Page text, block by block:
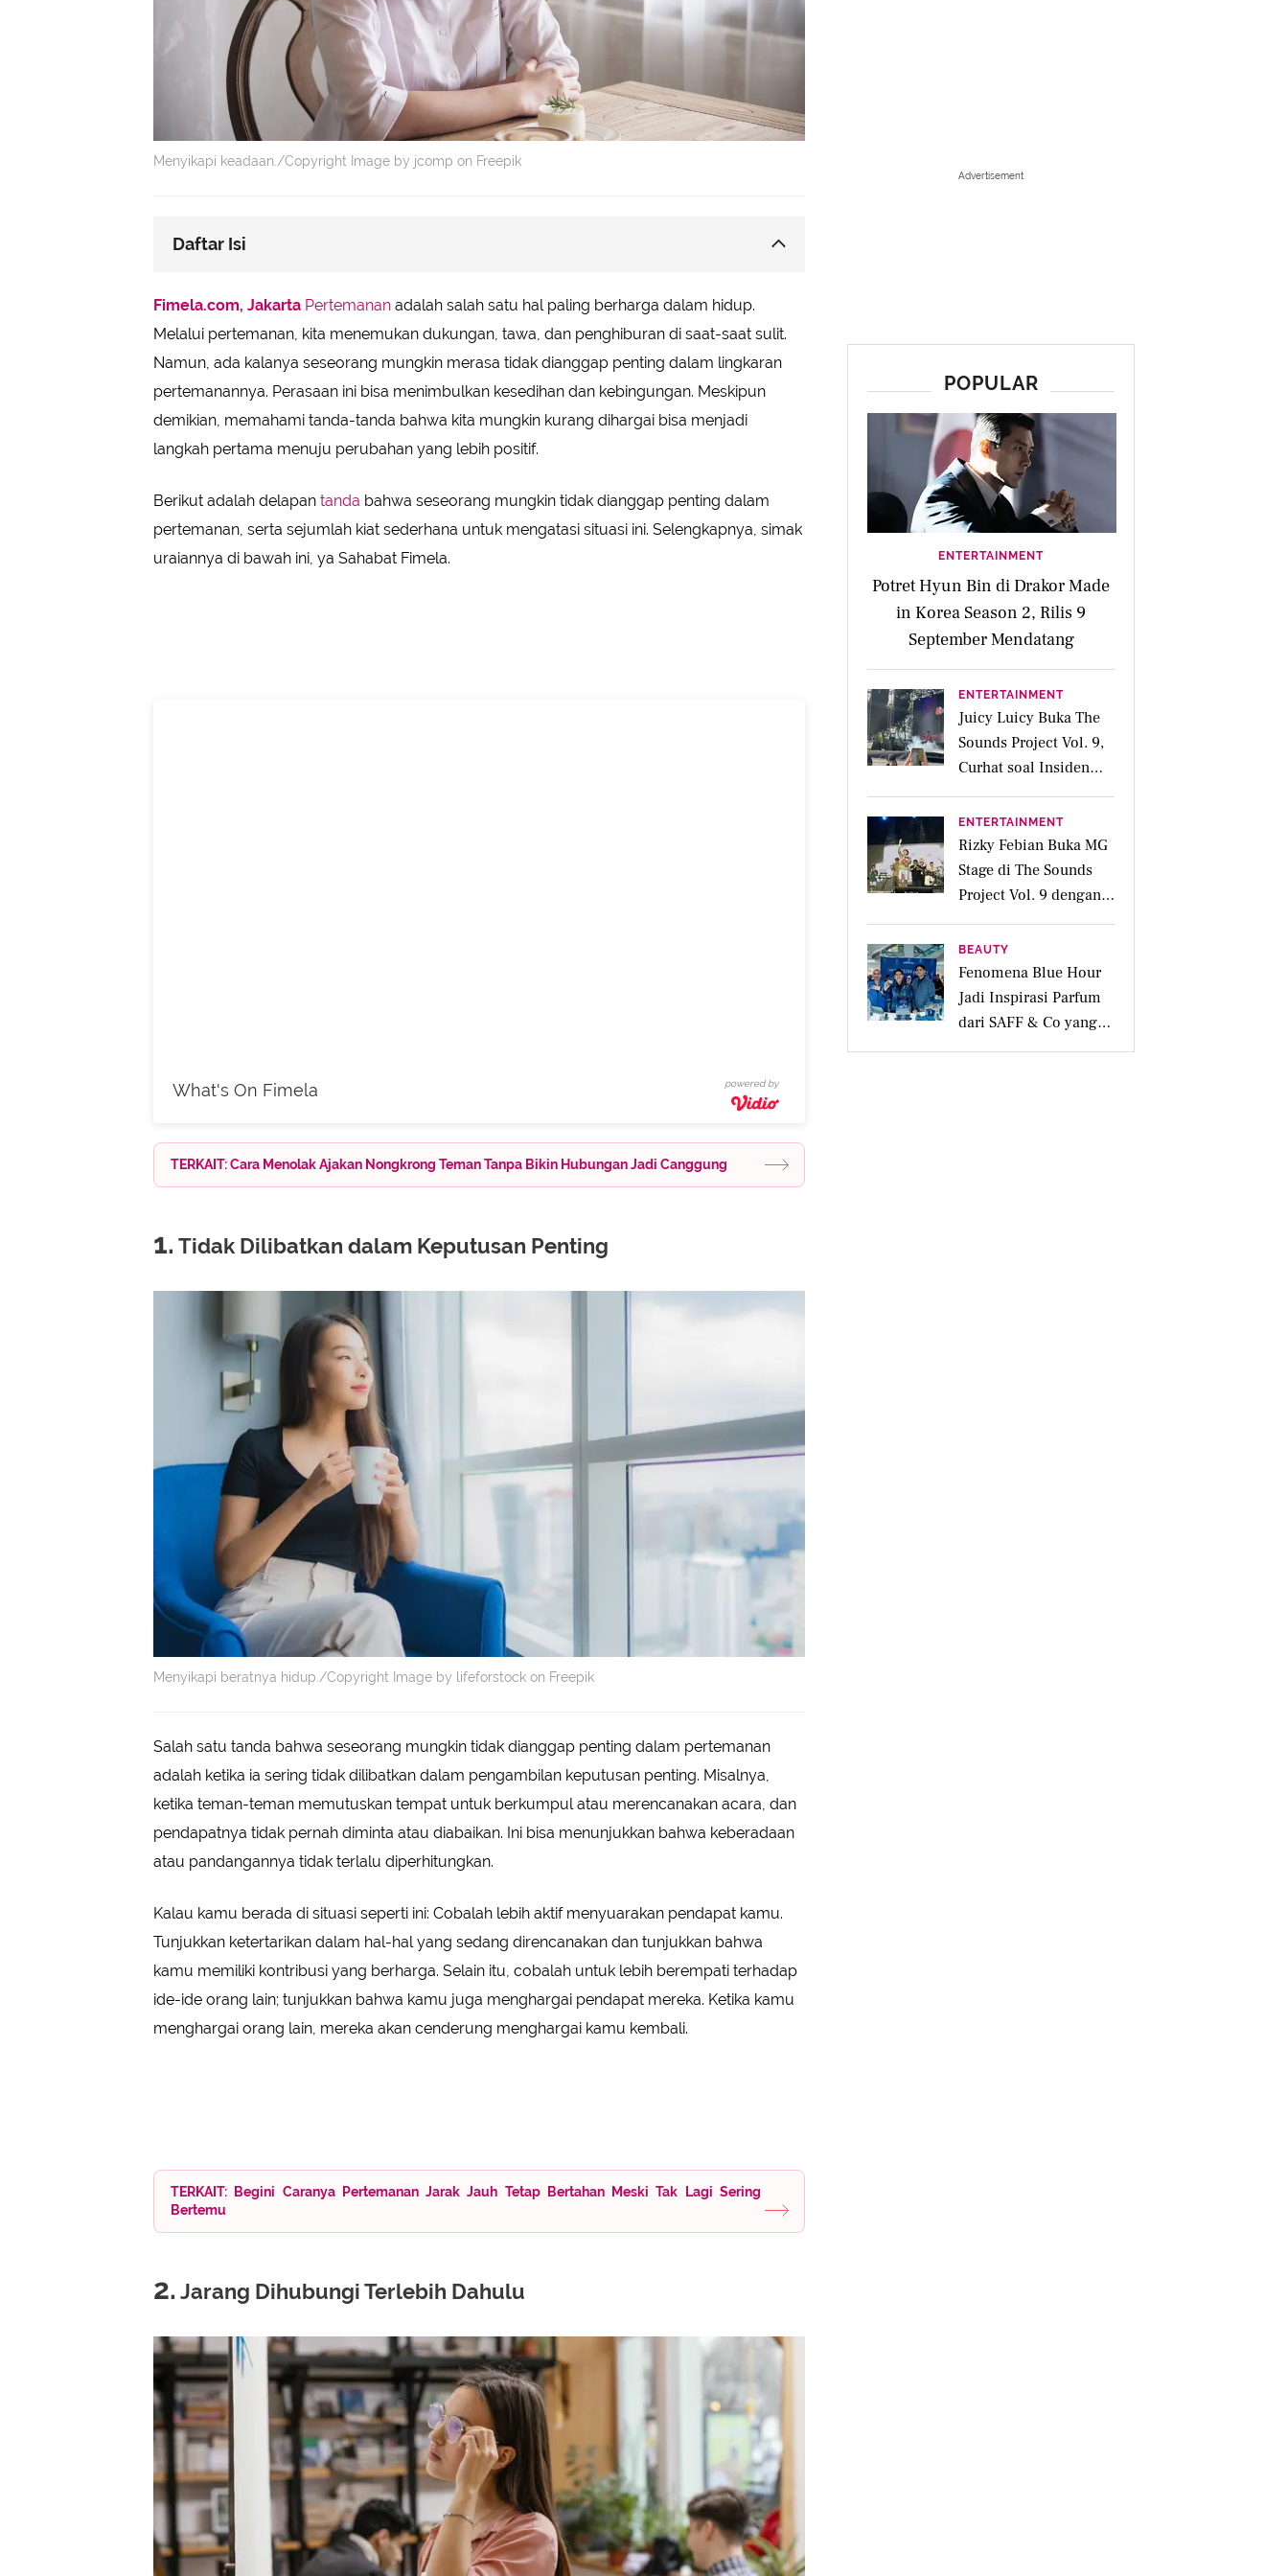
Menyikapi keadaan./Copyright Image by jcomp on Freepik
Daftar Isi
Jarang Dihubungi Terlebih Dahulu
Sering Dilewatkan dalam Undangan
Tidak Dipercayai dalam Percakapan Pribadi
Tidak Pernah Dikabari Hal-Hal Penting
Memahami dan Mengubah Dinamika Pertemanan
Fimela.com, Jakarta Pertemanan adalah salah satu hal paling berharga dalam hidup.
Melalui pertemanan, kita menemukan dukungan, tawa, dan penghiburan di saat-saat sulit.
Namun, ada kalanya seseorang mungkin merasa tidak dianggap penting dalam lingkaran
pertemanannya. Perasaan ini bisa menimbulkan kesedihan dan kebingungan. Meskipun
demikian, memahami tanda-tanda bahwa kita mungkin kurang dihargai bisa menjadi
langkah pertama menuju perubahan yang lebih positif.
Berikut adalah delapan tanda bahwa seseorang mungkin tidak dianggap penting dalam
pertemanan, serta sejumlah kiat sederhana untuk mengatasi situasi ini. Selengkapnya, simak
uraiannya di bawah ini, ya Sahabat Fimela.
What's On Fimela powered by
TERKAIT: Cara Menolak Ajakan Nongkrong Teman Tanpa Bikin Hubungan Jadi Canggung
1. Tidak Dilibatkan dalam Keputusan Penting
Menyikapi beratnya hidup./Copyright Image by lifeforstock on Freepik
Salah satu tanda bahwa seseorang mungkin tidak dianggap penting dalam pertemanan
adalah ketika ia sering tidak dilibatkan dalam pengambilan keputusan penting. Misalnya,
ketika teman-teman memutuskan tempat untuk berkumpul atau merencanakan acara, dan
pendapatnya tidak pernah diminta atau diabaikan. Ini bisa menunjukkan bahwa keberadaan
atau pandangannya tidak terlalu diperhitungkan.
Kalau kamu berada di situasi seperti ini: Cobalah lebih aktif menyuarakan pendapat kamu.
Tunjukkan ketertarikan dalam hal-hal yang sedang direncanakan dan tunjukkan bahwa
kamu memiliki kontribusi yang berharga. Selain itu, cobalah untuk lebih berempati terhadap
ide-ide orang lain; tunjukkan bahwa kamu juga menghargai pendapat mereka. Ketika kamu
menghargai orang lain, mereka akan cenderung menghargai kamu kembali.
TERKAIT: Begini Caranya Pertemanan Jarak Jauh Tetap Bertahan Meski Tak Lagi Sering
Bertemu
2. Jarang Dihubungi Terlebih Dahulu
Advertisement
POPULAR
ENTERTAINMENT
Potret Hyun Bin di Drakor Made
in Korea Season 2, Rilis 9
September Mendatang
ENTERTAINMENT
Juicy Luicy Buka The
Sounds Project Vol. 9,
Curhat soal Insiden
Salah Kostum
ENTERTAINMENT
Rizky Febian Buka MG
Stage di The Sounds
Project Vol. 9 dengan
Deretan Hitsnya
BEAUTY
Fenomena Blue Hour
Jadi Inspirasi Parfum
dari SAFF & Co yang
Beraroma Hangat dan